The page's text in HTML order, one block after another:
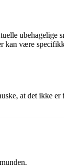
ubehagelige
kan være
at det ikke